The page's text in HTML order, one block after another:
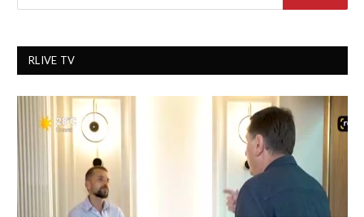
RLIVE TV